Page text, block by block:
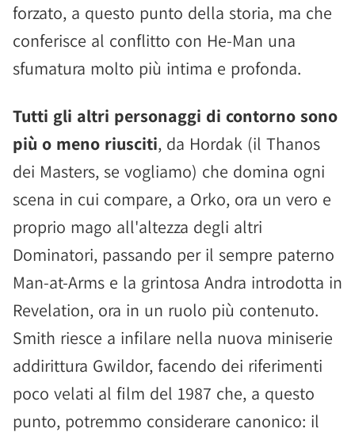
forzato, a questo punto della storia, ma che
conferisce al conflitto con He-Man una
sfumatura molto più intima e profonda.
Tutti gli altri personaggi di contorno sono
più o meno riusciti, da Hordak (il Thanos
dei Masters, se vogliamo) che domina ogni
scena in cui compare, a Orko, ora un vero e
proprio mago all'altezza degli altri
Dominatori, passando per il sempre paterno
Man-at-Arms e la grintosa Andra introdotta in
Revelation, ora in un ruolo più contenuto.
Smith riesce a infilare nella nuova miniserie
addirittura Gwildor, facendo dei riferimenti
poco velati al film del 1987 che, a questo
punto, potremmo considerare canonico: il